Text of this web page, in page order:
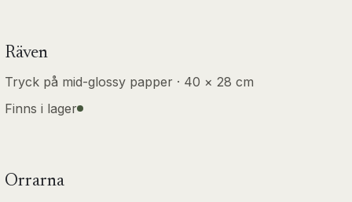
Räven
Tryck på mid-glossy papper · 40 × 28 cm
Finns i lager
Orrarna